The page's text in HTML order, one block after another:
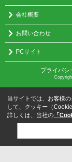
会社概要
お問い合わせ
PCサイト
プライバシ
当サイトでは、お客様
して、クッキー（
詳しくは、当社の 「